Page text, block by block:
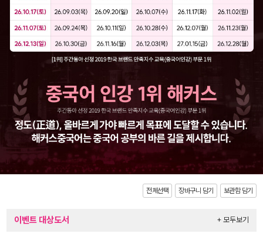
전체선택 장바구니 담기 보관함 담기
이벤트 대상도서 + 모두보기